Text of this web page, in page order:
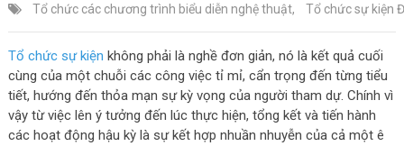
Tổ chức các chương trình biểu diễn nghệ thuật, Tổ chức sự kiện
Tổ chức sự kiện không phải là nghề đơn giản, nó là kết quả cuối
cùng của một chuỗi các công việc tỉ mỉ, cẩn trọng đến từng tiểu
tiết, hướng đến thỏa mạn sự kỳ vọng của người tham dự. Chính vì
vậy từ việc lên ý tưởng đến lúc thực hiện, tổng kết và tiến hành
các hoạt động hậu kỳ là sự kết hợp nhuần nhuyễn của cả một ê